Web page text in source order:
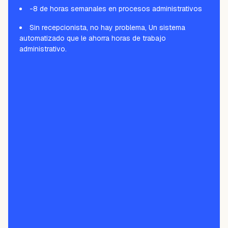
-8 de horas semanales en procesos administrativos
Sin recepcionista, no hay problema, Un sistema
automatizado que le ahorra horas de trabajo
administrativo.